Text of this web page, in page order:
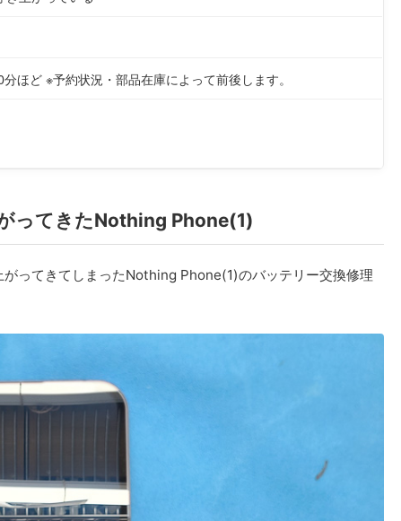
ほど ※予約状況・部品在庫によって前後します。
ってきたNothing Phone(1)
ってきてしまったNothing Phone(1)のバッテリー交換修理